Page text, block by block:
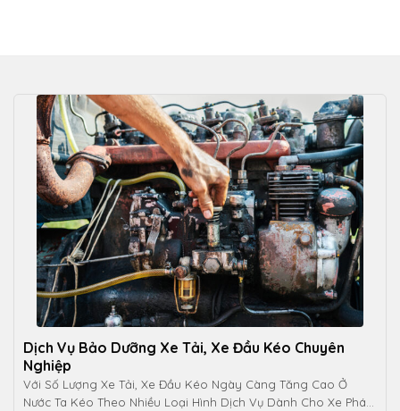
Dịch Vụ Bảo Dưỡng Xe Tải, Xe Đầu Kéo Chuyên
Nghiệp
Với Số Lượng Xe Tải, Xe Đầu Kéo Ngày Càng Tăng Cao Ở
Nước Ta Kéo Theo Nhiều Loại Hình Dịch Vụ Dành Cho Xe Phát